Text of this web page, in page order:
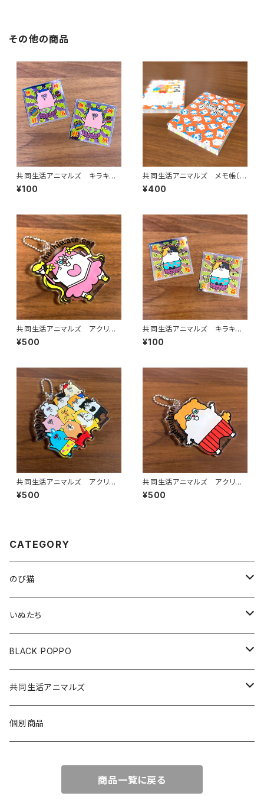
その他の商品
共同生活アニマルズ キラキラ
ステッカー（渋谷）
¥100
共同生活アニマルズ メモ帳（総
柄）
¥400
共同生活アニマルズ アクリル
ボールチェーン（ハチワレキャッ
ト）
¥500
共同生活アニマルズ キラキラ
ステッカー（もりちゃん）
¥100
共同生活アニマルズ アクリル
ボールチェーン（全員）
¥500
共同生活アニマルズ アクリル
ボールチェーン（かどちゃん）
¥500
CATEGORY
のび猫
布製コースター
ハチワレ
みけねこ
アクリルクリップスタンド
アクリルクリップ
アクリルボールチェーン
いぬたち
布製コースター
アクリルボールチェーン
ポストカード
BLACK POPPO
ポストカード
A5クリアファイル
共同生活アニマルズ
クッションキーホルダー
アクリルボールチェーン
個別商品
商品一覧に戻る